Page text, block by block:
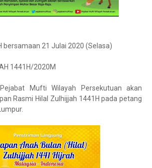
bersamaan 21 Julai 2020 (Selasa)
1441H/2020M
Mufti Wilayah Persekutuan akan
Rasmi Hilal Zulhijjah 1441H pada petang